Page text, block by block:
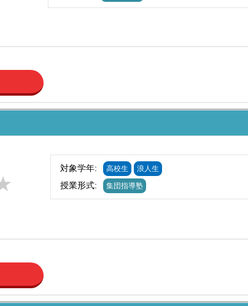
対象学年: 高校生 浪人生
授業形式: 集団指導塾